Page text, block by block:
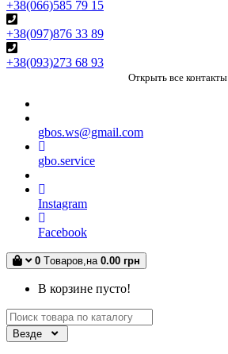
+38(066)585 79 15
+38(097)876 33 89
+38(093)273 68 93
Открыть все контакты
gbos.ws@gmail.com
gbo.service
Instagram
Facebook
0 Tоваров,на 0.00 грн
В корзине пусто!
Везде